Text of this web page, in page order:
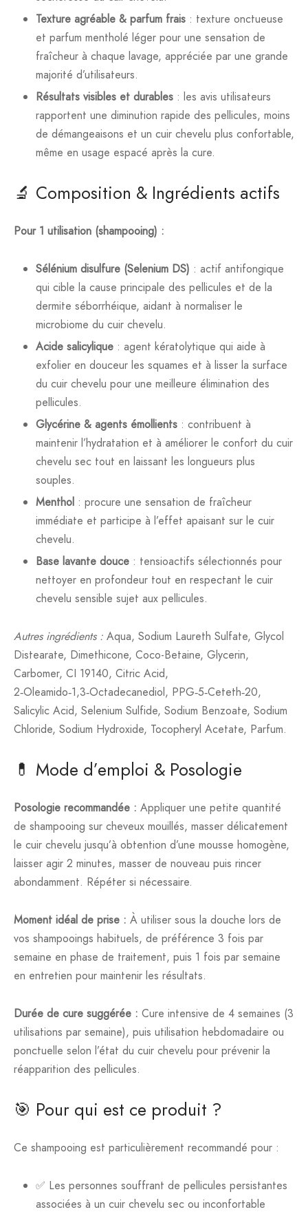
Texture agréable & parfum frais: texture onctueuse
et parfum mentholé léger pour une sensation de
fraîcheur à chaque lavage, appréciée par une grande
majorité d’utilisateurs.
Résultats visibles et durables: les avis utilisateurs
rapportent une diminution rapide des pellicules, moins
de démangeaisons et un cuir chevelu plus confortable,
même en usage espacé après la cure.
🔬 Composition & Ingrédients actifs
Pour 1 utilisation (shampooing) :
Sélénium disulfure (Selenium DS) : actif antifongique
qui cible la cause principale des pellicules et de la
dermite séborrhéique, aidant à normaliser le
microbiome du cuir chevelu.
Acide salicylique: agent kératolytique qui aide à
exfolier en douceur les squames et à lisser la surface
du cuir chevelu pour une meilleure élimination des
pellicules.
Glycérine & agents émollients: contribuent à
maintenir l’hydratation et à améliorer le confort du cuir
chevelu sec tout en laissant les longueurs plus
souples.
Menthol: procure une sensation de fraîcheur
immédiate et participe à l’effet apaisant sur le cuir
chevelu.
Base lavante douce: tensioactifs sélectionnés pour
nettoyer en profondeur tout en respectant le cuir
chevelu sensible sujet aux pellicules.
Autres ingrédients : Aqua, Sodium Laureth Sulfate, Glycol
Distearate, Dimethicone, Coco-Betaine, Glycerin,
Carbomer, CI 19140, Citric Acid,
2‑Oleamido‑1,3‑Octadecanediol, PPG‑5‑Ceteth‑20,
Salicylic Acid, Selenium Sulfide, Sodium Benzoate, Sodium
Chloride, Sodium Hydroxide, Tocopheryl Acetate, Parfum.
💊 Mode d’emploi & Posologie
Posologie recommandée : Appliquer une petite quantité
de shampooing sur cheveux mouillés, masser délicatement
le cuir chevelu jusqu’à obtention d’une mousse homogène,
laisser agir 2 minutes, masser de nouveau puis rincer
abondamment. Répéter si nécessaire.
Moment idéal de prise : À utiliser sous la douche lors de
vos shampooings habituels, de préférence 3 fois par
semaine en phase de traitement, puis 1 fois par semaine
en entretien pour maintenir les résultats.
Durée de cure suggérée : Cure intensive de 4 semaines (3
utilisations par semaine), puis utilisation hebdomadaire ou
ponctuelle selon l’état du cuir chevelu pour prévenir la
réapparition des pellicules.
🎯 Pour qui est ce produit ?
Ce shampooing est particulièrement recommandé pour :
✅ Les personnes souffrant de pellicules persistantes
associées à un cuir chevelu sec ou inconfortable